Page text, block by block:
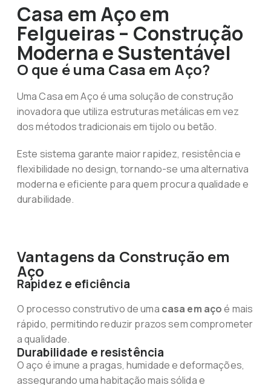
Casa em Aço em
Felgueiras – Construção
Moderna e Sustentável
O que é uma Casa em Aço?
Uma Casa em Aço é uma solução de construção
inovadora que utiliza estruturas metálicas em vez
dos métodos tradicionais em tijolo ou betão.
Este sistema garante maior rapidez, resistência e
flexibilidade no design, tornando-se uma alternativa
moderna e eficiente para quem procura qualidade e
durabilidade.
Vantagens da Construção em
Aço
Rapidez e eficiência
O processo construtivo de uma casa em açoé mais
rápido, permitindo reduzir prazos sem comprometer
a qualidade.
Durabilidade e resistência
O aço é imune a pragas, humidade e deformações,
assegurando uma habitação mais sólida e